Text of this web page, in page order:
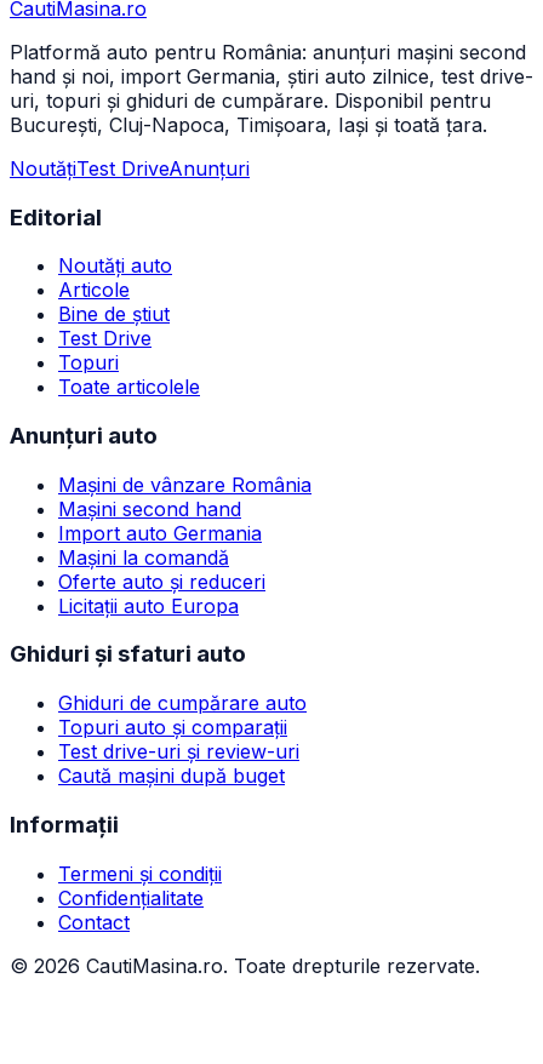
CautiMasina.ro
Platformă auto pentru România: anunțuri mașini second
hand și noi, import Germania, știri auto zilnice, test drive-
uri, topuri și ghiduri de cumpărare. Disponibil pentru
București, Cluj-Napoca, Timișoara, Iași și toată țara.
NoutățiTest DriveAnunțuri
Editorial
Noutăți auto
Articole
Bine de știut
Test Drive
Topuri
Toate articolele
Anunțuri auto
Mașini de vânzare România
Mașini second hand
Import auto Germania
Mașini la comandă
Oferte auto și reduceri
Licitații auto Europa
Ghiduri și sfaturi auto
Ghiduri de cumpărare auto
Topuri auto și comparații
Test drive-uri și review-uri
Caută mașini după buget
Informații
Termeni și condiții
Confidențialitate
Contact
© 2026 CautiMasina.ro. Toate drepturile rezervate.